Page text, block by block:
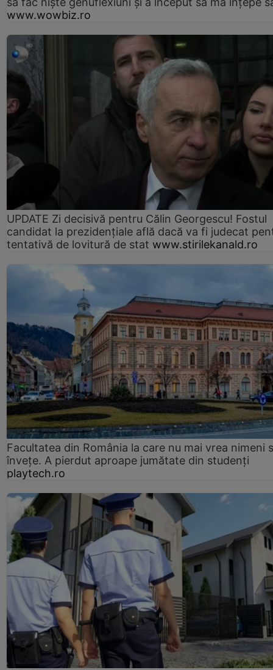
www.wowbiz.ro
UPDATE Zi decisivă pentru Călin Georgescu! Fostul
candidat la prezidențiale află dacă va fi judecat
tentativă de lovitură de stat www.stirilekanald.ro
Facultatea din România la care nu mai vrea nimeni
înveţe. A pierdut aproape jumătate din studenţi
playtech.ro